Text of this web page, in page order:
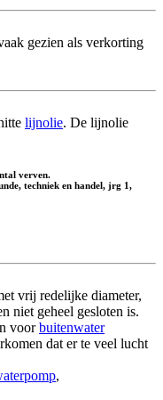
gezien als verkorting
lijnolie. De lijnolie
verven.
techniek en handel, jrg 1,
vrij redelijke diameter,
niet geheel gesloten is.
voorbuitenwater
dat er te veel lucht
,